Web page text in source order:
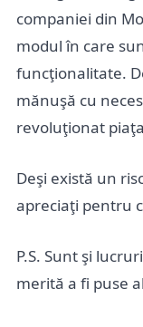
companiei din
modul în care
funcţionalitate.
mănuşă cu
revoluţionat
Deşi există un
apreciaţi pentru
P.S. Sunt şi
merită a fi puse